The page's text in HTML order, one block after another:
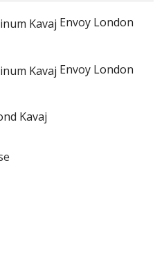
Envoy London
Envoy London
Kavaj